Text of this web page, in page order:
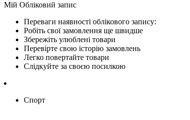
Мій Обліковий запис
Переваги наявності облікового запису:
Робіть свої замовлення ще швидше
Збережіть улюблені товари
Перевірте свою історію замовлень
Легко повертайте товари
Слідкуйте за своєю посилкою
Спорт